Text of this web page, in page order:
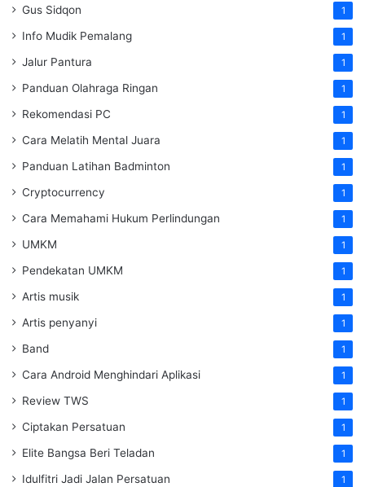
Gus Sidqon 1
Info Mudik Pemalang 1
Jalur Pantura 1
Panduan Olahraga Ringan 1
Rekomendasi PC 1
Cara Melatih Mental Juara 1
Panduan Latihan Badminton 1
Cryptocurrency 1
Cara Memahami Hukum Perlindungan 1
UMKM 1
Pendekatan UMKM 1
Artis musik 1
Artis penyanyi 1
Band 1
Cara Android Menghindari Aplikasi 1
Review TWS 1
Ciptakan Persatuan 1
Elite Bangsa Beri Teladan 1
Idulfitri Jadi Jalan Persatuan 1